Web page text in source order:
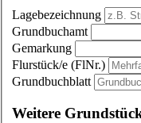
Lagebezeichnung
Grundbuchamt
Gemarkung
Flurstück/e (FlNr.)
Grundbuchblatt
Weitere